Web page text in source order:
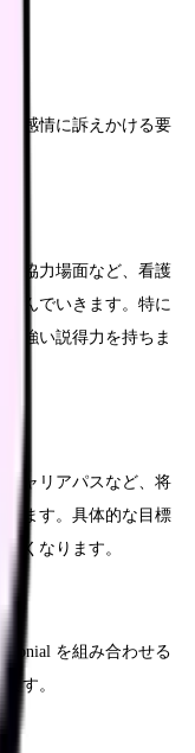
感情に訴えかける要
協力場面など、看護
んでいきます。特に
強い説得力を持ちま
ャリアパスなど、将
ます。具体的な目標
くなります。
を組み合わせる
す。